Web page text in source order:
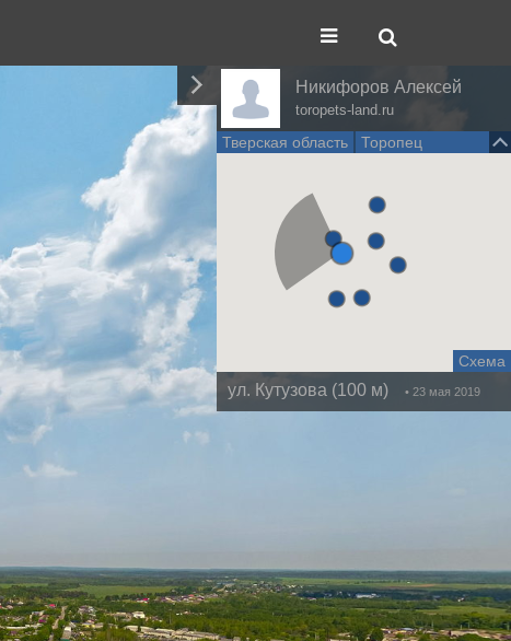
Никифоров Алексей
toropets-land.ru
Тверская область Торопец
Схема
ул. Кутузова (100 м) • 23 мая 2019